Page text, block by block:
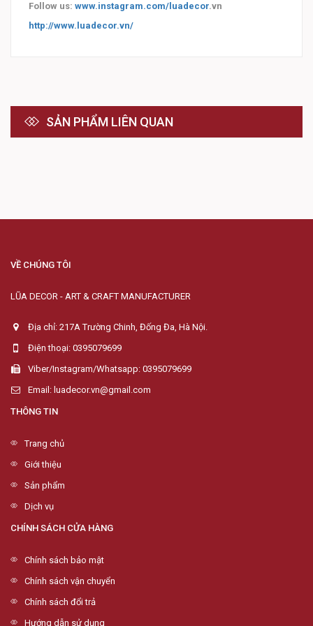
Follow us: www.instagram.com/luadecor.vn
http://www.luadecor.vn/
SẢN PHẨM LIÊN QUAN
VỀ CHÚNG TÔI
LŨA DECOR - ART & CRAFT MANUFACTURER
Địa chỉ: 217A Trường Chinh, Đống Đa, Hà Nội.
Điện thoại: 0395079699
Viber/Instagram/Whatsapp: 0395079699
Email: luadecor.vn@gmail.com
THÔNG TIN
Trang chủ
Giới thiệu
Sản phẩm
Dịch vụ
CHÍNH SÁCH CỬA HÀNG
Chính sách bảo mật
Chính sách vận chuyển
Chính sách đổi trả
Hướng dẫn sử dụng